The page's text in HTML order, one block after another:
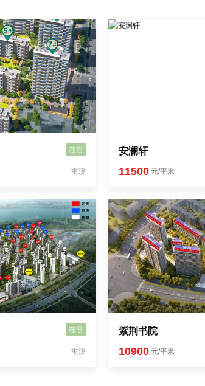
在售
屯溪
安澜轩
11500 元/平米
在售
屯溪
紫荆书院
10900 元/平米